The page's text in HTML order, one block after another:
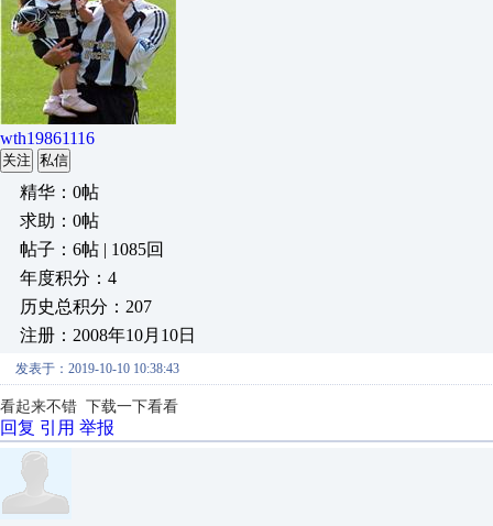
wth19861116
关注 私信
精华：0帖
求助：0帖
帖子：6帖 | 1085回
年度积分：4
历史总积分：207
注册：2008年10月10日
发表于：2019-10-10 10:38:43
看起来不错 下载一下看看
回复 引用 举报